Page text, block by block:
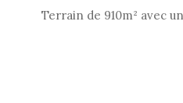
Terrain de 910m² avec